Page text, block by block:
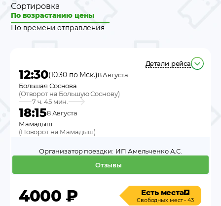
Сортировка
По возрастанию цены
По времени отправления
Детали рейса
12:30(10:30 по Мск.)8 Августа
Большая Соснова
(Отворот на Большую Соснову)
7 ч. 45 мин.
18:158 Августа
Мамадыш
(Поворот на Мамадыш)
Отзывы
Организатор поездки: ИП Амельченко А.С.
4000 ₽ Есть места
Свободных мест - 43